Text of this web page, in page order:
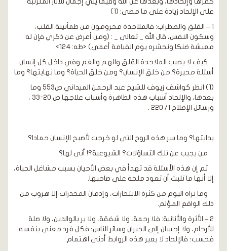
على الإلحاد زيادة على ما مضى: (1)
1 – القلق والضطراب: فالملاحدة محرومون من طمأنينة القلب،
وسكون النفس، قال الله _ تعالى _ : (ومن أعرض عن ذكري فإن له
معيشة ضنكا ونحشره يوم القيامة أعمى) <طه: 124>.
كيف لا يصيب الملاحدة القلق والهم والغم وفي داخل كل إنسان
أسئلة محيرة؟ من خلق الإنسان؟ ومن خلق الحياة؟ وما نهايتها؟ وما
(1) انظر كواشف زيوف للشيخ عبد الرحمن الميداني ص553 وما
بعدها، والإلحاد أسباب هذه الظاهرة وأسباب علاجها ص 20-33 ،
ورسائل الإصلاح 1/ 220 .
بدايتها؟ وما سر هذه الروح التي لو خرجت لأصبح الإنسان جمادا؟
من يجيب عن تلك التساؤلات؟ الشيوعية؟! أنى لها؟
ثم إن هذه الأسئلة قد تهدأ في بعض الأحيان بسبب مشاغل الحياة،
إلا أنها ما تلبث أن تعود ملحة على صاحبها.
وما نراه اليوم من كثرة الانتحارات، وإدمان المخدرات إلا هروب من
ذلك الواقع المؤلم.
2 – الأثرة والأنانية: فلا رحمة، ولا شفقة، ولا بر بالوالدين، ولا صلة
للأرحام، ولا إحسان إلى الجيران وسائر الناس؛ فكل فرد معني بنفسه
فحسب؛ فالإلحاد لا يعير هذه الروابط أدنى اهتمام.